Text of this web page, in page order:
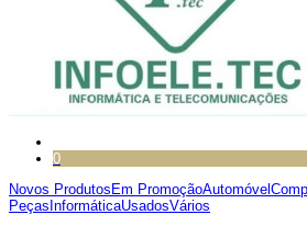
0
Novos Produtos Em PromoçãoAutomóvel
Peças InformáticaUsadosVários